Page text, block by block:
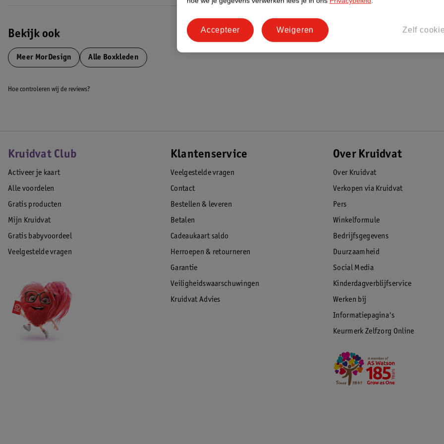
Bekijk ook
Meer MorDesign Alle Boxkleden
Hoe controleren wij de reviews?
Kruidvat Club
Activeer je kaart
Alle voordelen
Gratis producten
Mijn Kruidvat
Gratis babyvoordeel
Veelgestelde vragen
Klantenservice
Veelgestelde vragen
Contact
Bestellen & leveren
Betalen
Cadeaukaart saldo
Herroepen & retourneren
Garantie
Veiligheidswaarschuwingen
Kruidvat Advies
Over Kruidvat
Over Kruidvat
Verkopen via Kruidvat
Pers
Winkelformule
Bedrijfsgegevens
Duurzaamheid
Social Media
Kinderdagverblijfservice
Werken bij
Informatiepagina's
Keurmerk Zelfzorg Online
Zelf
Weigeren
Accepteer